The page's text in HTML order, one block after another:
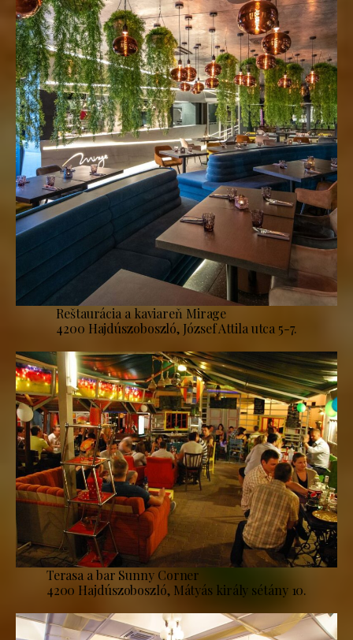
Reštaurácia a kaviareň Mirage
4200 Hajdúszoboszló, József Attila utca 5-7.
Terasa a bar Sunny Corner
4200 Hajdúszoboszló, Mátyás király sétány 10.